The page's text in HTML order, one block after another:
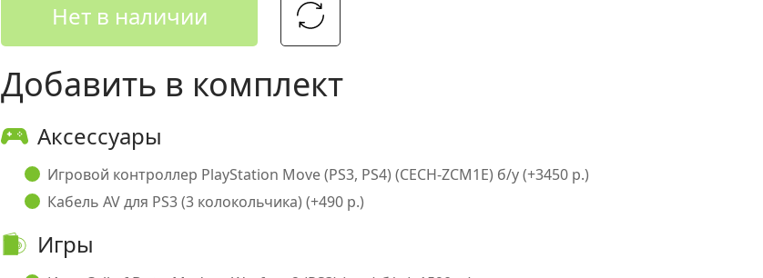
Нет в наличии
Добавить в комплект
Аксессуары
Игровой контроллер PlayStation Move (PS3, PS4) (CECH-ZCM1E) б/у (+3450 р.)
Кабель AV для PS3 (3 колокольчика) (+490 р.)
Игры